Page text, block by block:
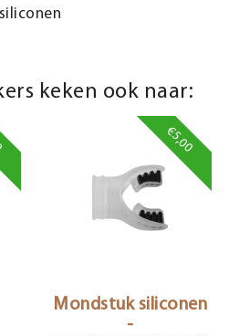
keken ook naar:
€5,00
Mondstuk siliconen
-